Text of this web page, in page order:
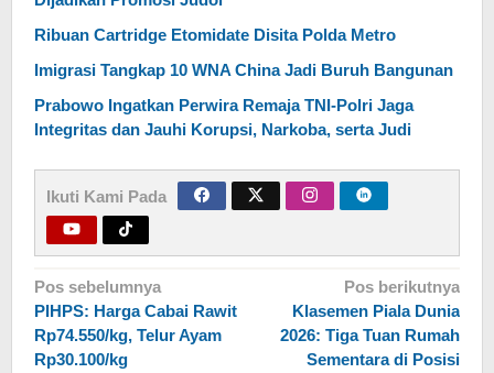
Ribuan Cartridge Etomidate Disita Polda Metro
Imigrasi Tangkap 10 WNA China Jadi Buruh Bangunan
Prabowo Ingatkan Perwira Remaja TNI-Polri Jaga
Integritas dan Jauhi Korupsi, Narkoba, serta Judi
Ikuti Kami Pada
Navigasi
pos
Pos sebelumnya
PIHPS: Harga Cabai Rawit
Rp74.550/kg, Telur Ayam
Rp30.100/kg
Pos berikutnya
Klasemen Piala Dunia
2026: Tiga Tuan Rumah
Sementara di Posisi